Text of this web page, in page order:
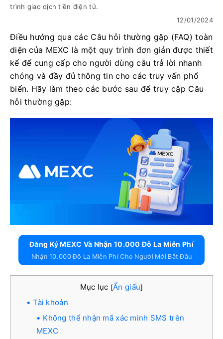
trình giao dịch tiền điện tử.
12/01/2024
Điều hướng qua các Câu hỏi thường gặp (FAQ) toàn
diện của MEXC là một quy trình đơn giản được thiết
kế để cung cấp cho người dùng câu trả lời nhanh
chóng và đầy đủ thông tin cho các truy vấn phổ
biến. Hãy làm theo các bước sau để truy cập Câu
hỏi thường gặp:
Đăng Ký MEXC Và Nhận 10.000 Đô La Miễn Phí
Nhận 10.000 Đô La Miễn Phí Cho Người Mới Bắt Đầu
Mục lục [Ẩn giấu]
Tài khoản
Không thể nhận mã xác minh SMS trên
MEXC